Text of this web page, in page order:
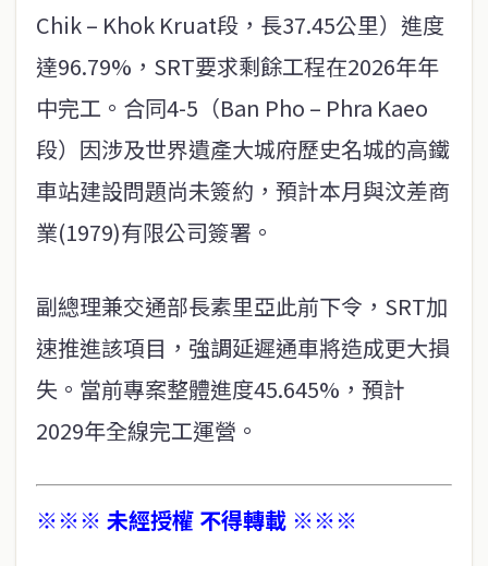
Chik – Khok Kruat段，長37.45公里）進度
達96.79%，SRT要求剩餘工程在2026年年
中完工。合同4-5（Ban Pho – Phra Kaeo
段）因涉及世界遺產大城府歷史名城的高鐵
車站建設問題尚未簽約，預計本月與汶差商
業(1979)有限公司簽署。
副總理兼交通部長素里亞此前下令，SRT加
速推進該項目，強調延遲通車將造成更大損
失。當前專案整體進度45.645%，預計
2029年全線完工運營。
※※※ 未經授權 不得轉載 ※※※